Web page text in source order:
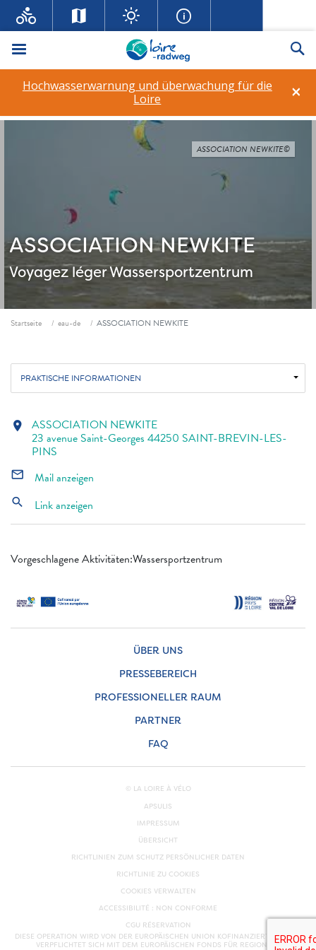
Menü
×
Hochwasserwarnung und überwachung für die
Loire
ASSOCIATION NEWKITE
Voyagez légerWassersportzentrum
ASSOCIATION NEWKITE©
Fil d'ariane
Startseite eau-de ASSOCIATION NEWKITE
PRAKTISCHE INFORMATIONEN
Vorgeschlagene Aktivitäten:Wassersportzentrum
location_on ASSOCIATION NEWKITE
23 avenue Saint-Georges 44250 SAINT-BREVIN-LES-
PINS
mail_outline Mail anzeigen
search Link anzeigen
ÜBER UNS
PRESSEBEREICH
PROFESSIONELLER RAUM
PARTNER
FAQ
© LA LOIRE À VÉLO
APSULIS
IMPRESSUM
ÜBERSICHT
RICHTLINIEN ZUM SCHUTZ PERSÖNLICHER DATEN
RICHTLINIE ZU COOKIES
COOKIES VERWALTEN
ACCESSIBILITÉ : NON CONFORME
CGU RÉSERVATION
DIESE OPERATION WIRD VON DER EUROPÄISCHEN UNION KOFINANZIERT. EUROPA
VERPFLICHTET SICH MIT DEM EUROPÄISCHEN FONDS FÜR REGIONALE